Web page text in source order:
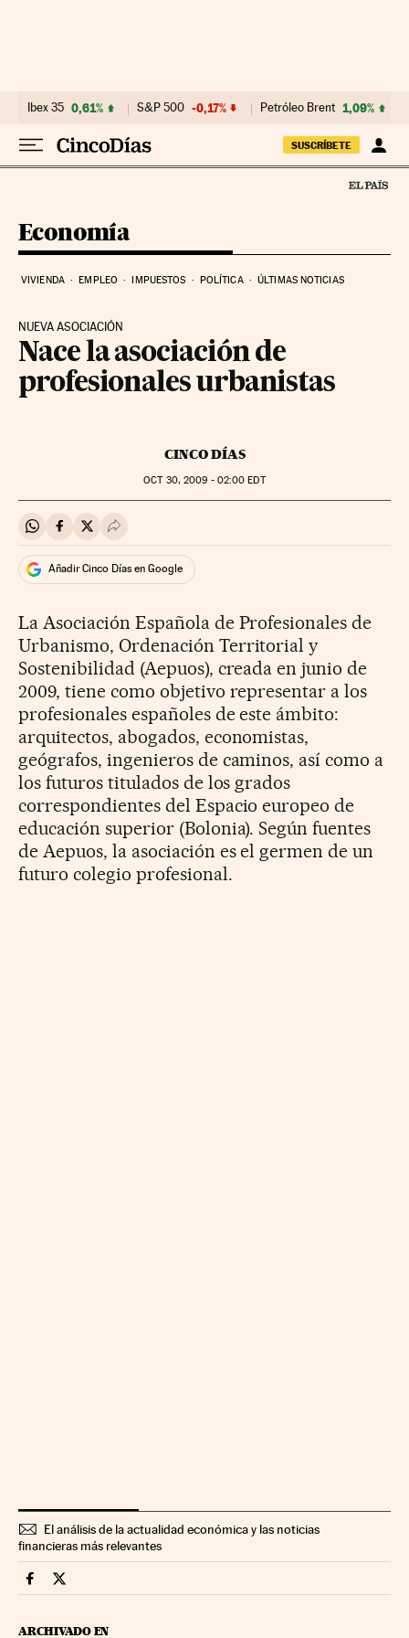
Ibex 35 0,61% S&P 500 -0,17% Petróleo Brent 1,09%
SUSCRÍBETE
Economía
VIVIENDA EMPLEO IMPUESTOS POLÍTICA ÚLTIMAS NOTICIAS
NUEVA ASOCIACIÓN
Nace la asociación de
profesionales urbanistas
CINCO DÍAS
OCT30, 2009 - 02:00 EDT
Compartir en Whatsapp
Compartir en Facebook
Compartir en Twitter
Desplegar Redes Sociales
Añadir Cinco Días en Google
La Asociación Española de Profesionales de
Urbanismo, Ordenación Territorial y
Sostenibilidad (Aepuos), creada en junio de
2009, tiene como objetivo representar a los
profesionales españoles de este ámbito:
arquitectos, abogados, economistas,
geógrafos, ingenieros de caminos, así como a
los futuros titulados de los grados
correspondientes del Espacio europeo de
educación superior (Bolonia). Según fuentes
de Aepuos, la asociación es el germen de un
futuro colegio profesional.
El análisis de la actualidad económica y las noticias
financieras más relevantes
Economia Cinco Días en Facebook
Economia Cinco Días en Twitter
ARCHIVADO EN